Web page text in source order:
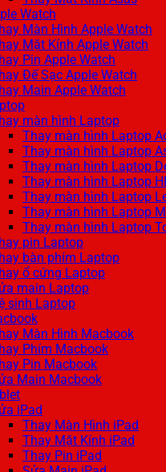
Watch
Màn Hình Apple Watch
Mặt Kính Apple Watch
Pin Apple Watch
Đế Sạc Apple Watch
Main Apple Watch
màn hình Laptop
Thay màn hình Laptop
Thay màn hình Laptop
Thay màn hình Laptop
Thay màn hình Laptop
Thay màn hình Laptop
Thay màn hình Laptop
Thay màn hình Laptop
pin Laptop
bàn phím Laptop
ổ cứng Laptop
main Laptop
sinh Laptop
Màn Hình Macbook
Phím Macbook
Pin Macbook
Main Macbook
iPad
Thay Màn Hình iPad
Thay Mặt Kính iPad
Thay Pin iPad